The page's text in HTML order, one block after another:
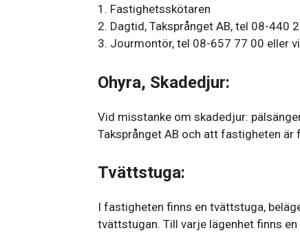
1. Fastighetsskötaren
2. Dagtid, Taksprånget AB, tel 08-440
3. Jourmontör, tel 08-657 77 00 eller
Ohyra, Skadedjur:
Vid misstanke om skadedjur:
Taksprånget AB och att fastigheten är
Tvättstuga:
I fastigheten finns en tvättstuga,
tvättstugan. Till varje lägenhet finns